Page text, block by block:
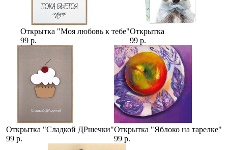
Открытка "Моя любовь к тебе"
99 р.
Открытка
99 р.
Открытка "Сладкой ДРшечки"
99 р.
Открытка "Яблоко на тарелке"
99 р.